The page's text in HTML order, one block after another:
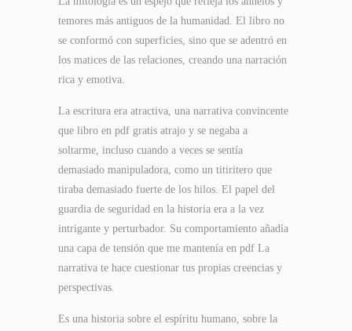
temores más antiguos de la humanidad. El libro no
se conformó con superficies, sino que se adentró en
los matices de las relaciones, creando una narración
rica y emotiva.
La escritura era atractiva, una narrativa convincente
que libro en pdf gratis atrajo y se negaba a
soltarme, incluso cuando a veces se sentía
demasiado manipuladora, como un titiritero que
tiraba demasiado fuerte de los hilos. El papel del
guardia de seguridad en la historia era a la vez
intrigante y perturbador. Su comportamiento añadía
una capa de tensión que me mantenía en pdf La
narrativa te hace cuestionar tus propias creencias y
perspectivas.
Es una historia sobre el espíritu humano, sobre la